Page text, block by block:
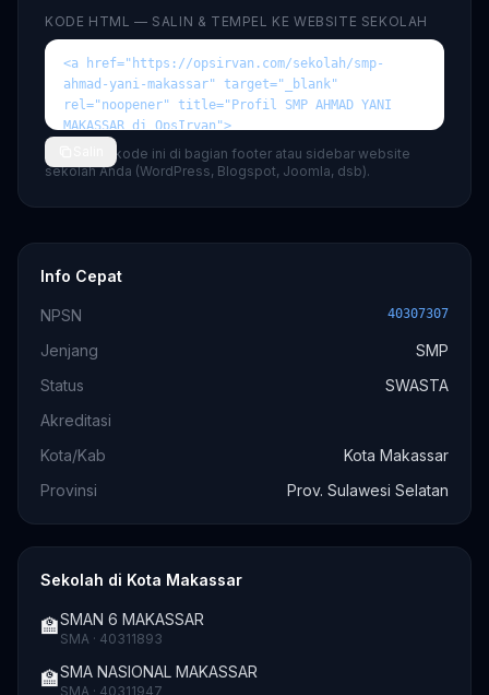
KODE HTML — SALIN & TEMPEL KE WEBSITE SEKOLAH
💡 Tempel kode ini di bagian footer atau sidebar website
sekolah Anda (WordPress, Blogspot, Joomla, dsb).
Info Cepat
NPSN 40307307
Jenjang
SMP
Status
SWASTA
Akreditasi
Kota/Kab
Kota Makassar
Provinsi
Prov. Sulawesi Selatan
Sekolah di Kota Makassar
🏫SMAN 6 MAKASSAR
SMA · 40311893
🏫SMA NASIONAL MAKASSAR
SMA · 40311947